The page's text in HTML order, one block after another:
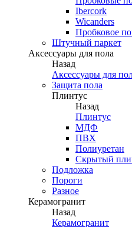
Ibercork
Wicanders
Пробковое
Штучный паркет
Аксессуары для пола
Назад
Аксессуары для
Защита пола
Плинтус
Назад
Плинтус
МДФ
ПВХ
Полиуретан
Скрытый
Подложка
Пороги
Разное
Керамогранит
Назад
Керамогранит